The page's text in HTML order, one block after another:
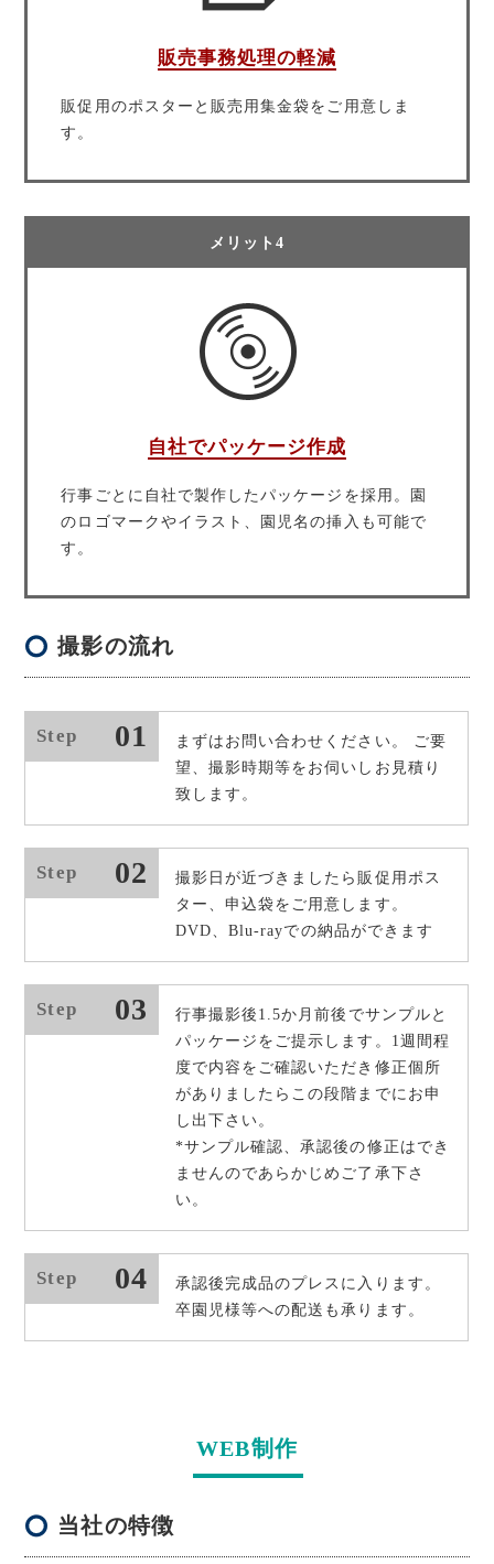
販売事務処理の軽減
販促用のポスターと販売用集金袋をご用意しま
す。
メリット4
自社でパッケージ作成
行事ごとに自社で製作したパッケージを採用。園
のロゴマークやイラスト、園児名の挿入も可能で
す。
撮影の流れ
Step 01
まずはお問い合わせください。 ご要
望、撮影時期等をお伺いしお見積り
致します。
Step 02
撮影日が近づきましたら販促用ポス
ター、申込袋をご用意します。
DVD、Blu-rayでの納品ができます
Step 03
行事撮影後1.5か月前後でサンプルと
パッケージをご提示します。1週間程
度で内容をご確認いただき修正個所
がありましたらこの段階までにお申
し出下さい。
*サンプル確認、承認後の修正はでき
ませんのであらかじめご了承下さ
い。
Step 04
承認後完成品のプレスに入ります。
卒園児様等への配送も承ります。
WEB制作
当社の特徴